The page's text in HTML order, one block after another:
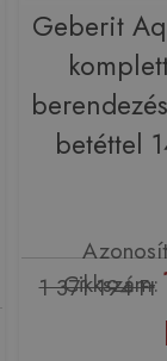
Geberit
betéttel
1 371 194 Ft